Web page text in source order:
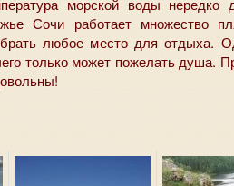
морской воды
Сочи работает множество
любое место для отдыха.
только может пожелать душа.